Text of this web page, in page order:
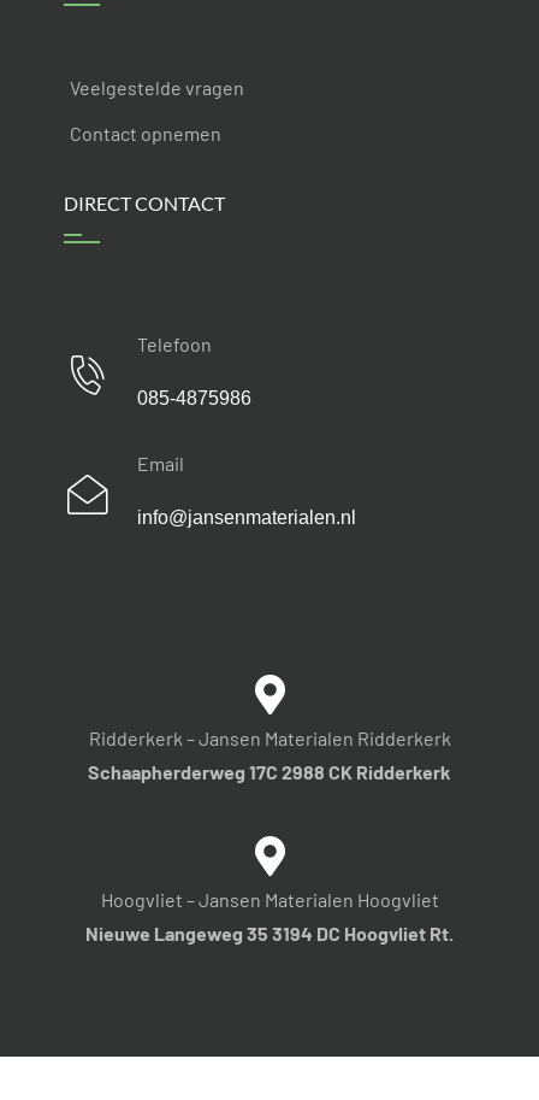
Veelgestelde vragen
Contact opnemen
DIRECT CONTACT
Telefoon
085-4875986
Email
info@jansenmaterialen.nl
Ridderkerk – Jansen Materialen Ridderkerk
Schaapherderweg 17C 2988 CK Ridderkerk
Hoogvliet – Jansen Materialen Hoogvliet
Nieuwe Langeweg 35 3194 DC Hoogvliet Rt.